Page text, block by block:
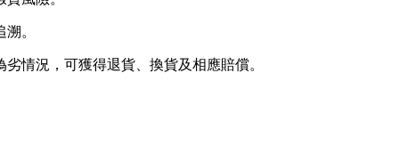
。
情況，可獲得退貨、換貨及相應賠償。